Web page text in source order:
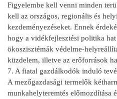
Figyelembe kell venni minden
kell az országos, regionális és
kezdeményezéseket. Ennek
hogy a vidékfejlesztési politika
ökoszisztémák védelme-
küzdelem, illetve az erőforrások
7. A fiatal gazdálkodók induló
A mezőgazdasági termelők
munkahelyteremtés előmozdítása